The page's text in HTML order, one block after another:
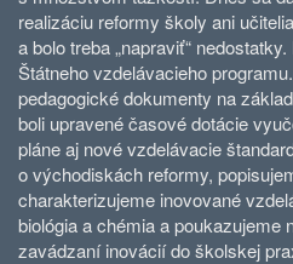
realizáciu reformy školy ani
a bolo treba „napraviť“
Štátneho vzdelávacieho
pedagogické dokumenty na
boli upravené časové dotácie
pláne aj nové vzdelávacie
o východiskách reformy,
charakterizujeme inovované
biológia a chémia a poukazujeme
zavádzaní inovácií do školskej